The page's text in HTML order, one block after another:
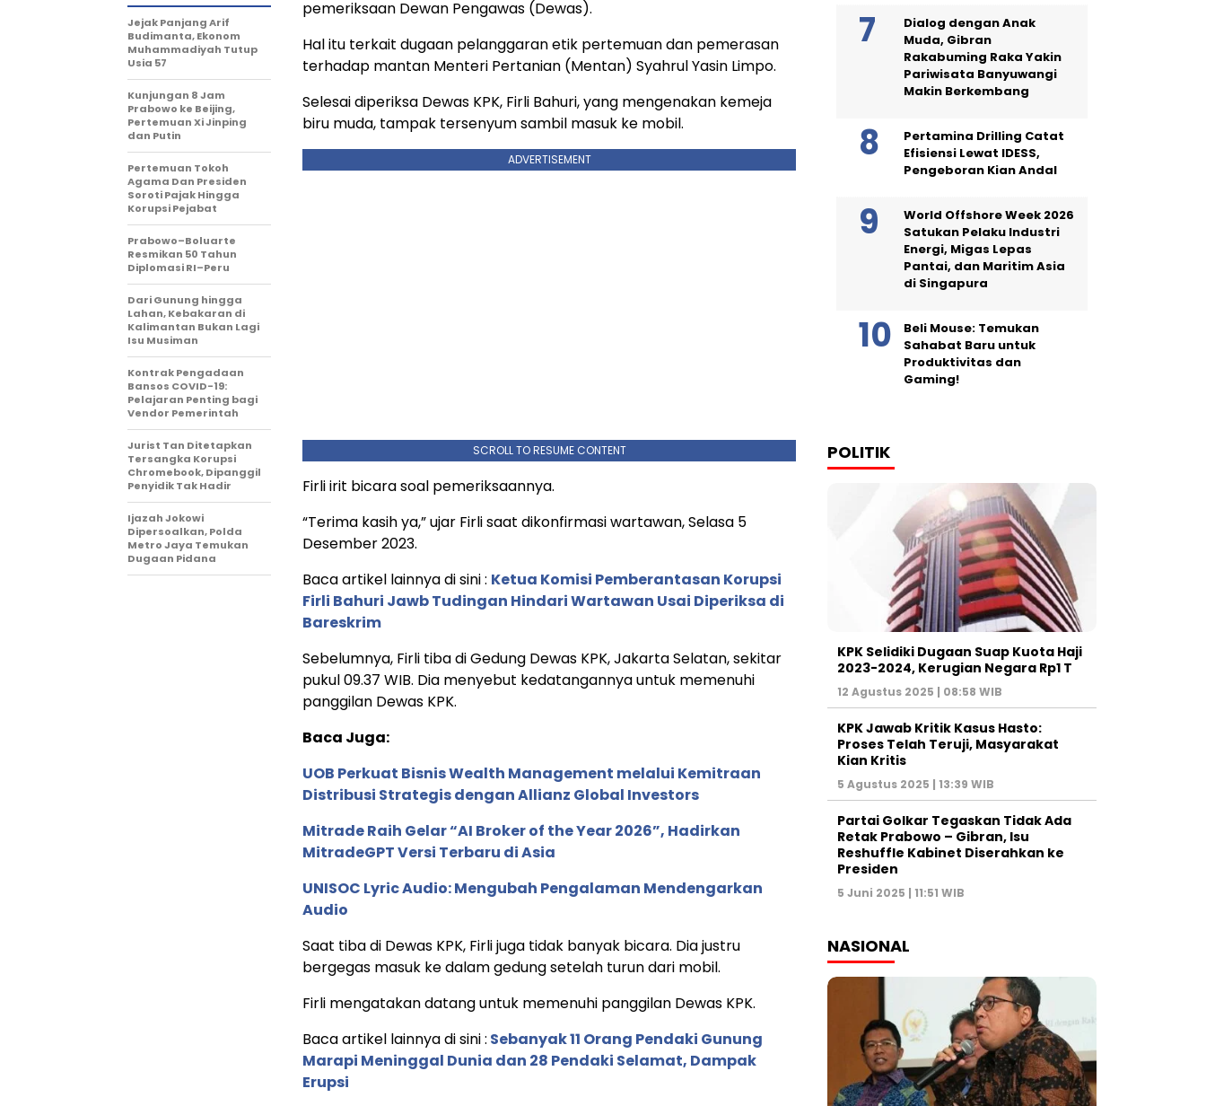
pemeriksaan Dewan Pengawas (Dewas).
Hal itu terkait dugaan pelanggaran etik pertemuan dan pemerasan
terhadap mantan Menteri Pertanian (Mentan) Syahrul Yasin Limpo.
Selesai diperiksa Dewas KPK, Firli Bahuri, yang mengenakan kemeja
biru muda, tampak tersenyum sambil masuk ke mobil.
ADVERTISEMENT
SCROLL TO RESUME CONTENT
Firli irit bicara soal pemeriksaannya.
“Terima kasih ya,” ujar Firli saat dikonfirmasi wartawan, Selasa 5
Desember 2023.
Baca artikel lainnya di sini : Ketua Komisi Pemberantasan Korupsi
Firli Bahuri Jawb Tudingan Hindari Wartawan Usai Diperiksa di
Bareskrim
Sebelumnya, Firli tiba di Gedung Dewas KPK, Jakarta Selatan, sekitar
pukul 09.37 WIB. Dia menyebut kedatangannya untuk memenuhi
panggilan Dewas KPK.
Baca Juga:
UOB Perkuat Bisnis Wealth Management melalui Kemitraan
Distribusi Strategis dengan Allianz Global Investors
Mitrade Raih Gelar “AI Broker of the Year 2026”, Hadirkan
MitradeGPT Versi Terbaru di Asia
UNISOC Lyric Audio: Mengubah Pengalaman Mendengarkan
Audio
Saat tiba di Dewas KPK, Firli juga tidak banyak bicara. Dia justru
bergegas masuk ke dalam gedung setelah turun dari mobil.
Firli mengatakan datang untuk memenuhi panggilan Dewas KPK.
Baca artikel lainnya di sini : Sebanyak 11 Orang Pendaki Gunung
Marapi Meninggal Dunia dan 28 Pendaki Selamat, Dampak
Erupsi
Jejak Panjang Arif
Budimanta, Ekonom
Muhammadiyah Tutup
Usia 57
Kunjungan 8 Jam
Prabowo ke Beijing,
Pertemuan Xi Jinping
dan Putin
Pertemuan Tokoh
Agama Dan Presiden
Soroti Pajak Hingga
Korupsi Pejabat
Prabowo–Boluarte
Resmikan 50 Tahun
Diplomasi RI–Peru
Dari Gunung hingga
Lahan, Kebakaran di
Kalimantan Bukan Lagi
Isu Musiman
Kontrak Pengadaan
Bansos COVID-19:
Pelajaran Penting bagi
Vendor Pemerintah
Jurist Tan Ditetapkan
Tersangka Korupsi
Chromebook, Dipanggil
Penyidik Tak Hadir
Ijazah Jokowi
Dipersoalkan, Polda
Metro Jaya Temukan
Dugaan Pidana
Dialog dengan Anak
Muda, Gibran
Rakabuming Raka Yakin
Pariwisata Banyuwangi
Makin Berkembang
Pertamina Drilling Catat
Efisiensi Lewat IDESS,
Pengeboran Kian Andal
World Offshore Week 2026
Satukan Pelaku Industri
Energi, Migas Lepas
Pantai, dan Maritim Asia
di Singapura
Beli Mouse: Temukan
Sahabat Baru untuk
Produktivitas dan
Gaming!
POLITIK
KPK Selidiki Dugaan Suap Kuota Haji
2023-2024, Kerugian Negara Rp1 T
12 Agustus 2025 | 08:58 WIB
KPK Jawab Kritik Kasus Hasto:
Proses Telah Teruji, Masyarakat
Kian Kritis
5 Agustus 2025 | 13:39 WIB
Partai Golkar Tegaskan Tidak Ada
Retak Prabowo – Gibran, Isu
Reshuffle Kabinet Diserahkan ke
Presiden
5 Juni 2025 | 11:51 WIB
NASIONAL